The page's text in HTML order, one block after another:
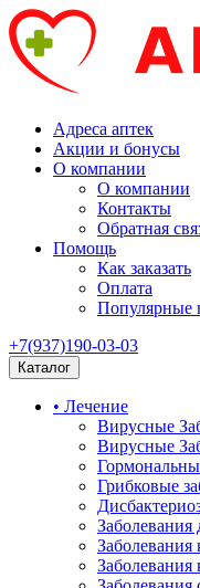
Адреса аптек
Акции и бонусы
О компании
О компании
Контакты
Обратная
Помощь
Как заказать
Оплата
Популярные
+7(937)190-03-03
Каталог
• Лечение
Вирусные
Вирусные
Грибковые
Заболевания
Заболевания